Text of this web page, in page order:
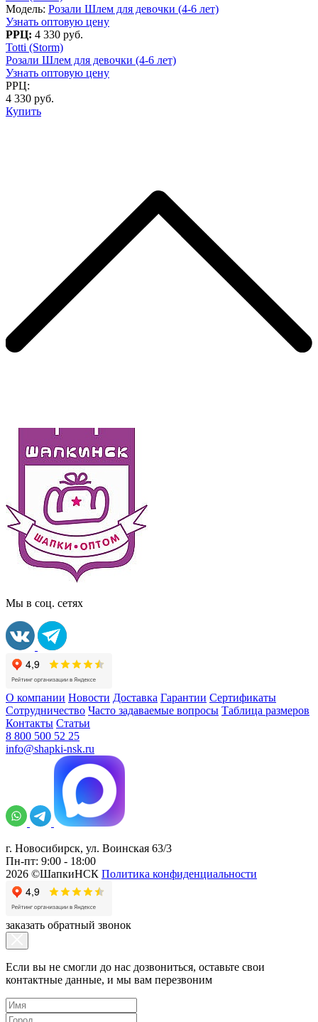
Модель: Розали Шлем для девочки (4-6 лет)
Узнать оптовую цену
РРЦ: 4 330 руб.
Totti (Storm)
Розали Шлем для девочки (4-6 лет)
Узнать оптовую цену
РРЦ:
4 330 руб.
Купить
Мы в соц. сетях
О компании Новости Доставка Гарантии Сертификаты
Сотрудничество Часто задаваемые вопросы Таблица размеров
Контакты Статьи
8 800 500 52 25
info@shapki-nsk.ru
г. Новосибирск, ул. Воинская 63/3
Пн-пт: 9:00 - 18:00
2026 ©ШапкиНСК Политика конфиденциальности
заказать обратный звонок
Если вы не смогли до нас дозвониться, оставьте свои
контактные данные, и мы вам перезвоним